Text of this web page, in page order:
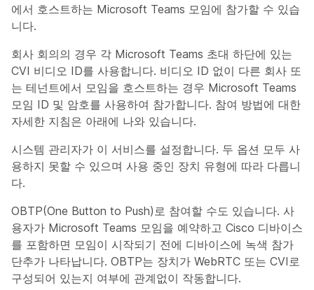
에서 호스트하는 Microsoft Teams 모임에 참가할 수 있습
니다.
회사 회의의 경우 각 Microsoft Teams 초대 하단에 있는
CVI 비디오 ID를 사용합니다. 비디오 ID 없이 다른 회사 또
는 테넌트에서 모임을 호스트하는 경우 Microsoft Teams
모임 ID 및 암호를 사용하여 참가합니다. 참여 방법에 대한
자세한 지침은 아래에 나와 있습니다.
시스템 관리자가 이 서비스를 설정합니다. 두 옵션 모두 사
용하지 못할 수 있으며 사용 중인 장치 유형에 따라 다릅니
다.
OBTP(One Button to Push)로 참여할 수도 있습니다. 사
용자가 Microsoft Teams 모임을 예약하고 Cisco 디바이스
를 포함하면 모임이 시작되기 전에 디바이스에 녹색 참가
단추가 나타납니다. OBTP는 장치가 WebRTC 또는 CVI로
구성되어 있는지 여부에 관계없이 작동합니다.